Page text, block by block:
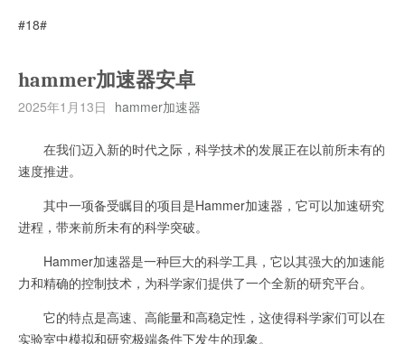
#18#
hammer加速器安卓
2025年1月13日 hammer加速器
在我们迈入新的时代之际，科学技术的发展正在以前所未有的
速度推进。
其中一项备受瞩目的项目是Hammer加速器，它可以加速研究
进程，带来前所未有的科学突破。
Hammer加速器是一种巨大的科学工具，它以其强大的加速能
力和精确的控制技术，为科学家们提供了一个全新的研究平台。
它的特点是高速、高能量和高稳定性，这使得科学家们可以在
实验室中模拟和研究极端条件下发生的现象。